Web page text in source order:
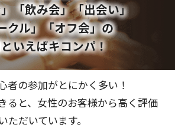
「飲み会」「出会い」
クル」「オフ会」の
いえばキコンパ！
者の参加がとにかく多い！
ると、女性のお客様から高く評価
いただいています。